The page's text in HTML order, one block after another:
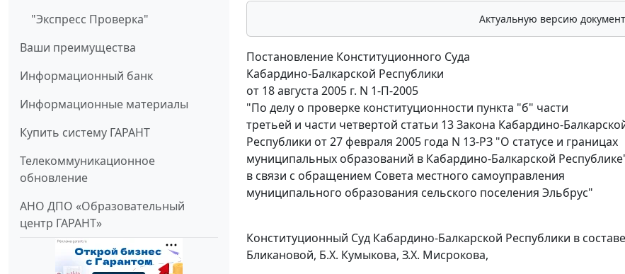
"Экспресс Проверка"
Ваши преимущества
Информационный банк
Информационные материалы
Купить систему ГАРАНТ
Телекоммуникационное
обновление
АНО ДПО «Образовательный
центр ГАРАНТ»
Актуальную версию
Постановление Конституционного Суда
Кабардино-Балкарской Республики
от 18 августа 2005 г. N 1-П-2005
"По делу о проверке конституционности пункта "б" части
третьей и части четвертой статьи 13 Закона Кабардино-
Республики от 27 февраля 2005 года N 13-РЗ "О статусе и границах
муниципальных образований в Кабардино-Балкарской
в связи с обращением Совета местного самоуправления
муниципального образования сельского поселения Эльбрус"
Конституционный Суд Кабардино-Балкарской Республики в
Бликановой, Б.Х. Кумыкова, З.Х. Мисрокова,